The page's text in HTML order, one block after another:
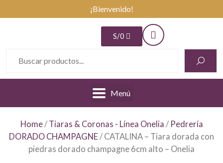
¡Bienvenido!
S/0
Menú
Home/ Tiaras & Coronas - Línea Onelia / Pedrería
DORADO CHAMPAGNE/ CATALINA – Tiara dorada con
piedras dorado champagne 6cm alto – Onelia